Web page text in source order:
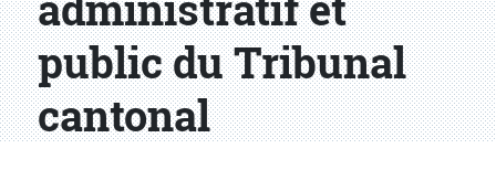
public du Tribunal
cantonal